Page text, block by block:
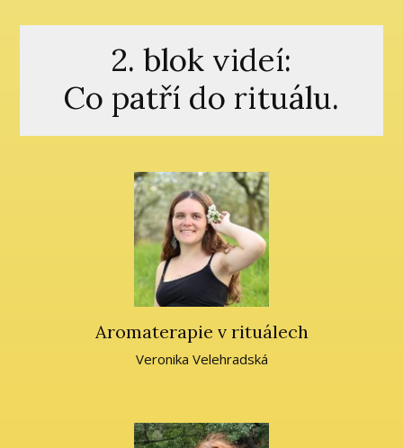
2. blok videí:
Co patří do rituálu.
Aromaterapie v rituálech
Veronika Velehradská